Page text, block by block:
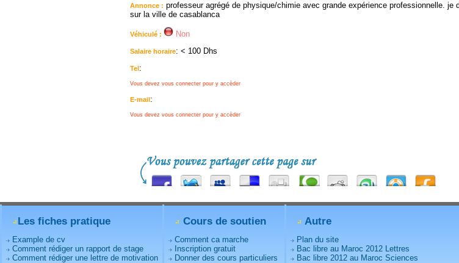
Annonce : professeur agrégé de physique/chimie avec grande expérience professionnelle.
sur la ville de casablanca
Véhiculé : Non
Salaire horaire: < 100 Dhs
Tel:
Vous devez vous connecter pour y accèder
E-mail:
Vous devez vous connecter pour y accèder
Les fiches pratique
Example de cv
Comment rédiger un rapport de stage
Comment rédiger une lettre de motivation
Cours de soutien
Comment ca marche
Inscription gratuit
Donner des cours particuliers
Autre
Plan du site
Bac libre au Maroc 2012 Lettres
Bac libre 2012 au Maroc Sciences